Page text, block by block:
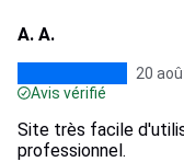
A. A.
20
Avis vérifié
Site très facile
professionnel.